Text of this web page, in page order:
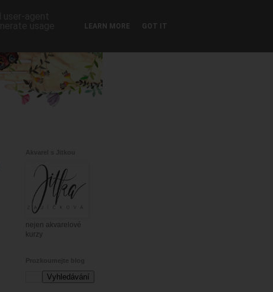
nejen akvarelové
kurzy
LEARN MORE GOT IT